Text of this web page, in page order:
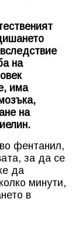
на
има
на
фентанил,
за да се
да
минути,
в